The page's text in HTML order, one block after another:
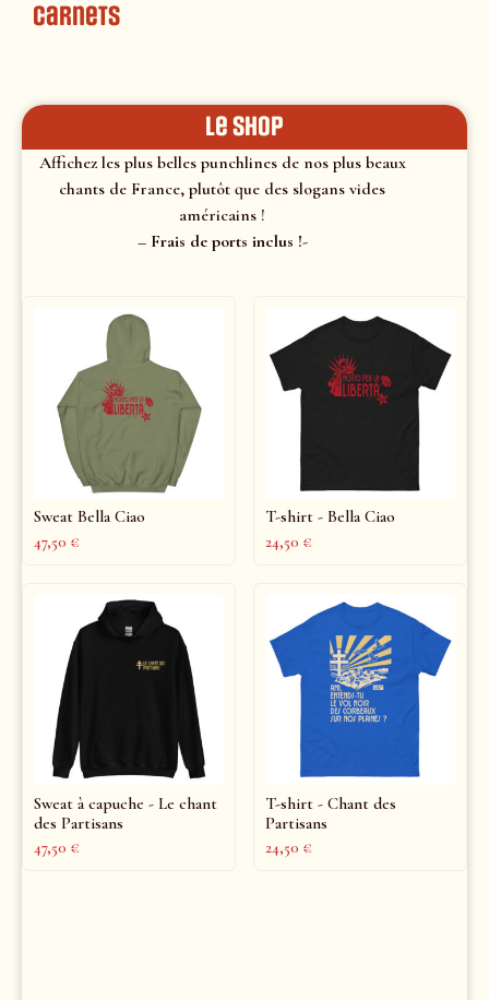
Carnets
le shop
Affichez les plus belles punchlines de nos plus beaux
chants de France, plutôt que des slogans vides
américains !
– Frais de ports inclus !-
Sweat Bella Ciao
47,50 €
T-shirt - Bella Ciao
24,50 €
Sweat à capuche - Le chant
des Partisans
47,50 €
T-shirt - Chant des
Partisans
24,50 €